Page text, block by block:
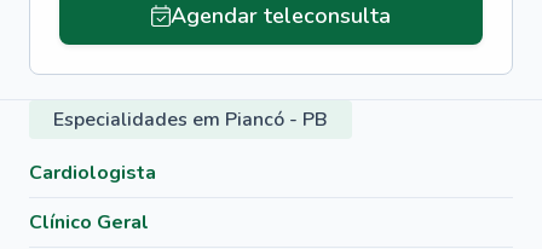
Agendar teleconsulta
Especialidades em Piancó - PB
Cardiologista
Clínico Geral